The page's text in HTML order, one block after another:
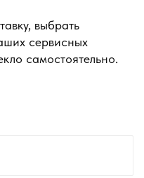
выбрать
сервисных
самостоятельно.